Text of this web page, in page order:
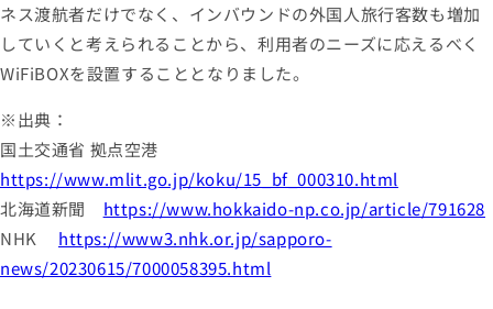
ネス渡航者だけでなく、インバウンドの外国人旅行客数も増加
していくと考えられることから、利用者のニーズに応えるべく
WiFiBOXを設置することとなりました。
※出典：
国土交通省 拠点空港
https://www.mlit.go.jp/koku/15_bf_000310.html
北海道新聞 https://www.hokkaido-np.co.jp/article/791628
NHK https://www3.nhk.or.jp/sapporo-
news/20230615/7000058395.html